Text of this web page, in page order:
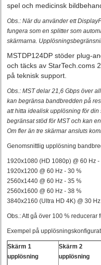
spel och medicinsk
Obs.: När du använder ett
fungera som en splitter som
skärmarna.
MSTDP124DP stöder plug-
och täcks av StarTech.coms
på teknisk support.
Obs.: MST delar 21,6 Gbps över
kan begränsa bandbredden på
att hitta idealisk upplösning för
begränsat stöd för MST och kan
Om fler än tre skärmar ansluts
Genomsnittlig upplösning
1920x1080 (HD 1080p) @ 60 Hz -
1920x1200 @ 60 Hz - 30 %
2560x1440 @ 60 Hz - 35 %
2560x1600 @ 60 Hz - 38 %
3840x2160 (Ultra HD 4K) @ 30
Obs.: Att gå över 100 % reducerar
Exempel på
Skärm 1
upplösning
Skärm 2
upplösning